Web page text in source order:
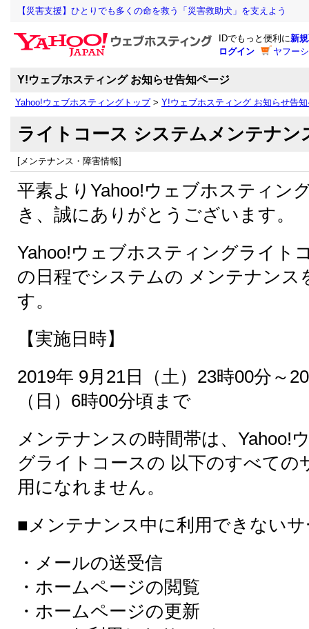
【災害支援】ひとりでも多くの命を救う「災害救助犬」を支えよう
IDでもっと便利に新
ログイン
ヤフー
Y!ウェブホスティング お知らせ告知ページ
Yahoo!ウェブホスティングトップ> Y!ウェブホスティング お知らせ告
ライトコース システムメンテナン
[メンテナンス・障害情報]
平素よりYahoo!ウェブホスティン
き、誠にありがとうございます。
Yahoo!ウェブホスティングライト
の日程でシステムの メンテナンス
す。
【実施日時】
2019年 9月21日（土）23時00分～
（日）6時00分頃まで
メンテナンスの時間帯は、Yahoo!
グライトコースの 以下のすべての
用になれません。
■メンテナンス中に利用できない
・メールの送受信
・ホームページの閲覧
・ホームページの更新